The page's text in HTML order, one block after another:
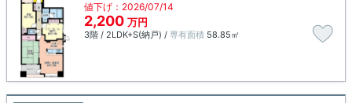
値下げ：2026/07/14
2,200 万円
3階 / 2LDK+S(納戸) / 専有面積 58.85㎡